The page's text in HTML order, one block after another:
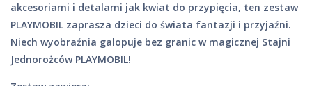
akcesoriami i detalami jak kwiat do przypięcia, ten zestaw
PLAYMOBIL zaprasza dzieci do świata fantazji i przyjaźni.
Niech wyobraźnia galopuje bez granic w magicznej Stajni
Jednorożców PLAYMOBIL!